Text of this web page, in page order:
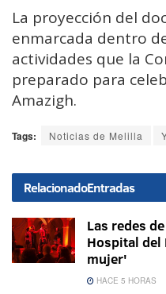
La proyección del
enmarcada dentro
actividades que la
preparado para
Amazigh.
Tags: Noticias de Melilla
RelacionadoEntradas
Las redes
Hospital del
mujer'
HACE 5 HORAS